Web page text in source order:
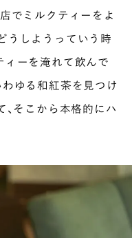
でミルクティーをよ
うしようっていう時
ィーを淹れて飲んで
わゆる和紅茶を見つけ
、そこから本格的にハ